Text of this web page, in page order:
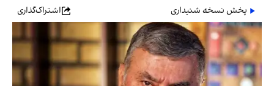
پخش نسخه شنیداری اشتراک‌گذاری